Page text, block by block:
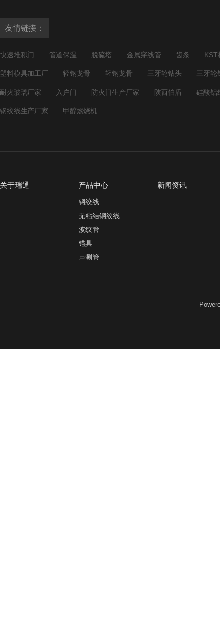
友情链接：
快速堆积门 管道保温 脱硫塔 金属穿线管 齿条 KST
塑料模具加工厂 轻钢龙骨 轻钢龙骨 三牙轮钻头 三牙轮
耐火玻璃厂家 入户门 防火门生产厂家 陕西伯盾 硅酸铝
钢绞线生产厂家 甲醇燃烧机
关于瑞通 产品中心
钢绞线
无粘结钢绞线
波纹管
锚具
声测管
新闻资讯